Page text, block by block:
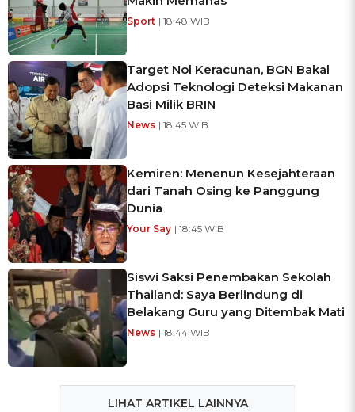
Sport | 18:48 WIB
Target Nol Keracunan, BGN Bakal
Adopsi Teknologi Deteksi Makanan
Basi Milik BRIN
News | 18:45 WIB
Kemiren: Menenun Kesejahteraan
dari Tanah Osing ke Panggung
Dunia
Your Say | 18:45 WIB
Siswi Saksi Penembakan Sekolah
Thailand: Saya Berlindung di
Belakang Guru yang Ditembak Mati
News | 18:44 WIB
LIHAT ARTIKEL LAINNYA